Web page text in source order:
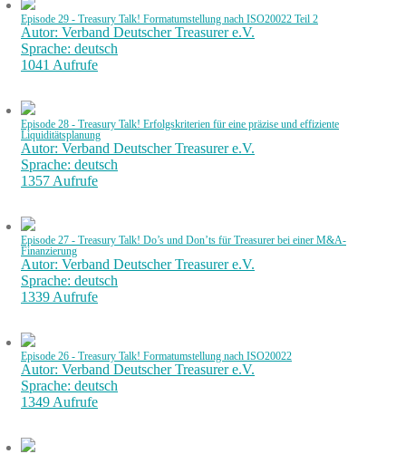
Episode 29 - Treasury Talk! Formatumstellung nach ISO20022 Teil 2
Autor: Verband Deutscher Treasurer e.V.
Sprache: deutsch
1041 Aufrufe
Episode 28 - Treasury Talk! Erfolgskriterien für eine präzise und effiziente
Liquiditätsplanung
Autor: Verband Deutscher Treasurer e.V.
Sprache: deutsch
1357 Aufrufe
Episode 27 - Treasury Talk! Do’s und Don’ts für Treasurer bei einer M&A-
Finanzierung
Autor: Verband Deutscher Treasurer e.V.
Sprache: deutsch
1339 Aufrufe
Episode 26 - Treasury Talk! Formatumstellung nach ISO20022
Autor: Verband Deutscher Treasurer e.V.
Sprache: deutsch
1349 Aufrufe